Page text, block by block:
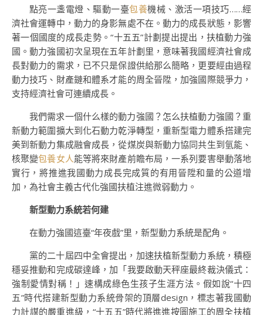
點亮一盞電燈、驅動一臺包養機械、激活一項技巧……經
濟社會運轉中，動力的身影無處不在。動力的成長狀態，影響
著一個國度的成長走勢。“十五五”計劃提出提出，扶植動力強
國。動力強國初次呈現在五年計劃里，意味著我國經濟社會成
長對動力的需求，已不只是保證供給那么簡略，更要經由過程
動力技巧、財產鏈和體系才能的周全晉陞，加強國際競爭力，
支持經濟社會可連續成長。
我們需求一個什么樣的動力強國？怎么扶植動力強國？重
新動力範圍擴大到化石動力乾淨轉型，重新型電力體系搭建完
美到新動力集成融會成長，從煤炭與新動力協同共生到氫能、
核聚變包養女人能等將來財產前瞻布局，一系列要害舉動落地
實行，將推進我國動力成長完成質的有用晉陞和量的公道增
加，為社會主義古代化強國扶植注進微弱動力。
新型動力系統若何建
在動力強國這臺“年夜戲”里，新型動力系統是配角。
黨的二十屆四中全會提出，加速扶植新型動力系統，積極
穩妥推動和完成碳達峰，加「我要啟動天秤座最終裁決儀式：
強制愛情對稱！」速構成綠色生孩子生涯方法。假如說“十四
五”時代搭建新型動力系統骨架的頂層design，標志著我國動
力計謀的嚴重進級，“十五五”時代將進進按圖施工的周全扶植